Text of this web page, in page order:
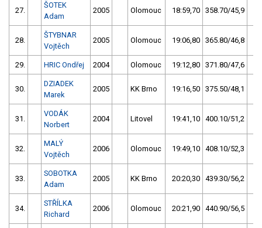
27.
ŠOTEK
Adam
2005 Olomouc 18:59,70 358.70/45,9
28.
ŠTYBNAR
Vojtěch
2005 Olomouc 19:06,80 365.80/46,8
29. HRIC Ondřej 2004 Olomouc 19:12,80 371.80/47,6
30.
DZIADEK
Marek
2005 KK Brno 19:16,50 375.50/48,1
31.
VODÁK
Norbert
2004 Litovel 19:41,10 400.10/51,2
32.
MALÝ
Vojtěch
2006 Olomouc 19:49,10 408.10/52,3
33.
SOBOTKA
Adam
2005 KK Brno 20:20,30 439.30/56,2
34.
STŘÍLKA
Richard
2006 Olomouc 20:21,90 440.90/56,5